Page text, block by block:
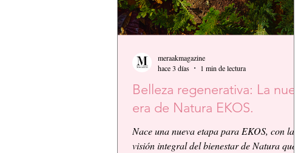
Belleza regenerativa: La nueva
era de Natura EKOS.
Nace una nueva etapa para EKOS, con la
visión integral del bienestar de Natura que
meraakmagazine
hace 3 días
1 min de lectura